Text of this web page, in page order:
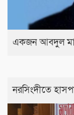
একজন আবদুল
নরসিংদীতে